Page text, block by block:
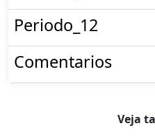
Periodo_12
Comentarios
Veja